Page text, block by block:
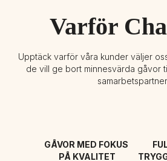
Varför
Upptäck varför våra kunder väljer
de vill ge bort minnesvärda gåvor
GÅVOR MED FOKUS
PÅ KVALITET